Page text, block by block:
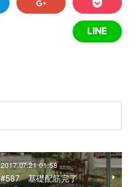
2017.07.21 01:58
#587 基礎配筋完了